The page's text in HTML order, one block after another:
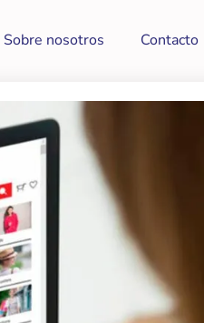
Sobre nosotros Contacto